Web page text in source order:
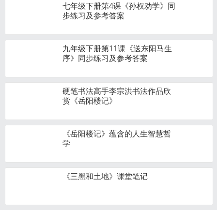
七年级下册第4课《孙权劝学》同
步练习及参考答案
九年级下册第11课《送东阳马生
序》同步练习及参考答案
硬笔书法高手李宗洪书法作品欣
赏《岳阳楼记》
《岳阳楼记》蕴含的人生智慧哲
学
《三黑和土地》课堂笔记